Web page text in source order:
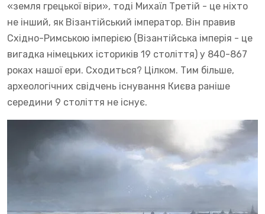
«земля грецької віри», тоді Михаїл Третій - це ніхто
не інший, як Візантійський імператор. Він правив
Східно-Римською імперією (Візантійська імперія - це
вигадка німецьких істориків 19 століття) у 840-867
роках нашої ери. Сходиться? Цілком. Тим більше,
археологічних свідчень існування Києва раніше
середини 9 століття не існує.